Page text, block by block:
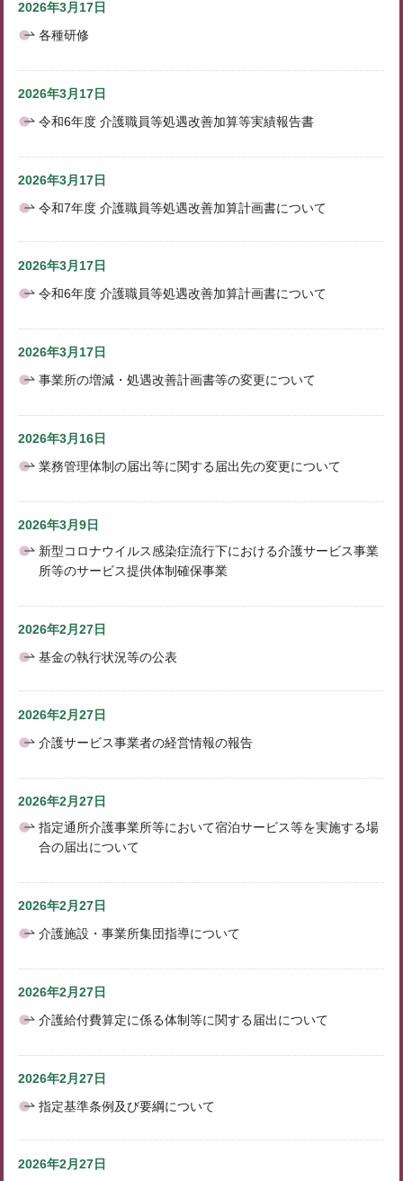
2026年3月17日
各種研修
2026年3月17日
令和6年度 介護職員等処遇改善加算等実績報告書
2026年3月17日
令和7年度 介護職員等処遇改善加算計画書について
2026年3月17日
令和6年度 介護職員等処遇改善加算計画書について
2026年3月17日
事業所の増減・処遇改善計画書等の変更について
2026年3月16日
業務管理体制の届出等に関する届出先の変更について
2026年3月9日
新型コロナウイルス感染症流行下における介護サービス事業
所等のサービス提供体制確保事業
2026年2月27日
基金の執行状況等の公表
2026年2月27日
介護サービス事業者の経営情報の報告
2026年2月27日
指定通所介護事業所等において宿泊サービス等を実施する場
合の届出について
2026年2月27日
介護施設・事業所集団指導について
2026年2月27日
介護給付費算定に係る体制等に関する届出について
2026年2月27日
指定基準条例及び要綱について
2026年2月27日